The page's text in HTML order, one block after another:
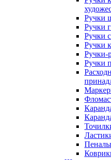
Ручки
Ручки
Ручки
Ручки
Ручки-
Ручки